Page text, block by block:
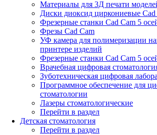
Материалы для 3Д печати
Диски диоксид циркониевые Cad
Фрезерные станки Cad Cam 5
Фрезы Cad Cam
УФ камера для полимеризации
принтере изделий
Фрезерные станки Cad Cam 5
Врачебная цифровая
Зуботехническая цифровая
Программное обеспечение для
стоматологии
Лазеры стоматологические
Перейти в раздел
Детская стоматология
Перейти в раздел